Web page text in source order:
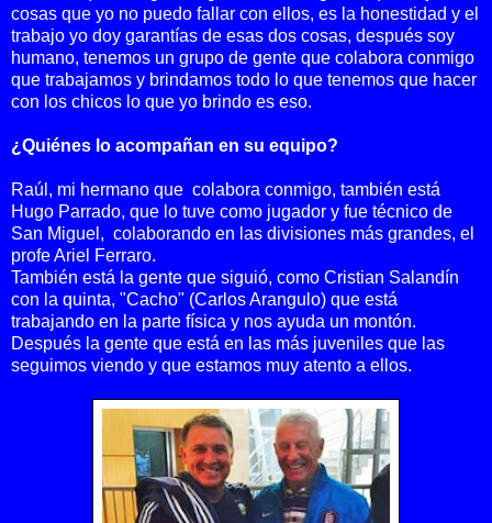
cosas que yo no puedo fallar con ellos, es la honestidad y el
trabajo yo doy garantías de esas dos cosas, después soy
humano, tenemos un grupo de gente que colabora conmigo
que trabajamos y brindamos todo lo que tenemos que hacer
con los chicos lo que yo brindo es eso.
¿Quiénes lo acompañan en su equipo?
Raúl, mi hermano que colabora conmigo, también está
Hugo Parrado, que lo tuve como jugador y fue técnico de
San Miguel, colaborando en las divisiones más grandes, el
profe Ariel Ferraro.
También está la gente que siguió, como Cristian Salandín
con la quinta, "Cacho" (Carlos Arangulo) que está
trabajando en la parte física y nos ayuda un montón.
Después la gente que está en las más juveniles que las
seguimos viendo y que estamos muy atento a ellos.